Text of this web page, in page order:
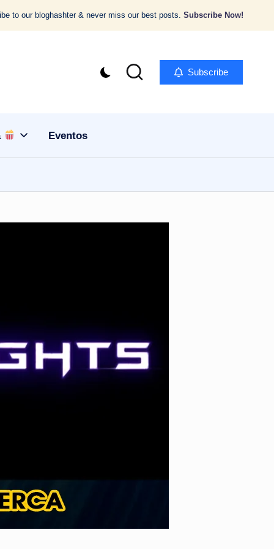
to our bloghashter & never miss our best posts. Subscribe Now!
Subscribe
Eventos